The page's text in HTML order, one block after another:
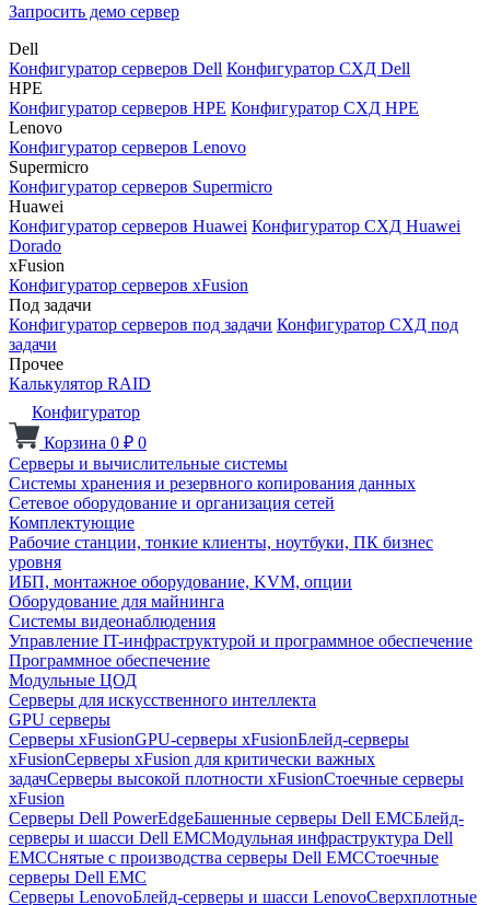
Запросить демо сервер
Dell
Конфигуратор серверов Dell Конфигуратор СХД Dell
HPE
Конфигуратор серверов HPE Конфигуратор СХД HPE
Lenovo
Конфигуратор серверов Lenovo
Supermicro
Конфигуратор серверов Supermicro
Huawei
Конфигуратор серверов Huawei Конфигуратор СХД Huawei
Dorado
xFusion
Конфигуратор серверов xFusion
Под задачи
Конфигуратор серверов под задачи Конфигуратор СХД под
задачи
Прочее
Калькулятор RAID
Конфигуратор
Корзина 0 ₽ 0
Серверы и вычислительные системы
Системы хранения и резервного копирования данных
Сетевое оборудование и организация сетей
Комплектующие
Рабочие станции, тонкие клиенты, ноутбуки, ПК бизнес
уровня
ИБП, монтажное оборудование, KVM, опции
Оборудование для майнинга
Системы видеонаблюдения
Управление IT-инфраструктурой и программное обеспечение
Программное обеспечение
Модульные ЦОД
Серверы для искусственного интеллекта
GPU серверы
Серверы xFusionGPU-серверы xFusionБлейд-серверы
xFusionСерверы xFusion для критически важных
задачСерверы высокой плотности xFusionСтоечные серверы
xFusion
Серверы Dell PowerEdgeБашенные серверы Dell EMCБлейд-
серверы и шасси Dell EMCМодульная инфраструктура Dell
EMCСнятые с производства серверы Dell EMCСтоечные
серверы Dell EMC
Серверы LenovoБлейд-серверы и шасси LenovoСверхплотные